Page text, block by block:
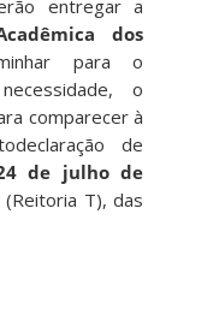
entregar a
dos
para o
o
comparecer à
de
de julho de
T), das